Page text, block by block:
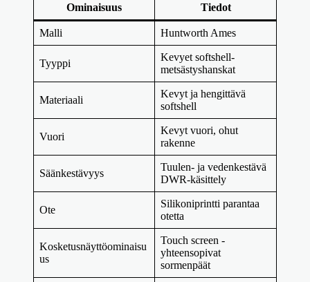
Ominaisuus Tiedot
Malli Huntworth Ames
Tyyppi
Kevyet softshell-
metsästyshanskat
Materiaali
Kevyt ja hengittävä
softshell
Vuori
Kevyt vuori, ohut
rakenne
Säänkestävyys
Tuulen- ja vedenkestävä
DWR-käsittely
Ote
Silikoniprintti parantaa
otetta
Kosketusnäyttöominaisu
us
Touch screen -
yhteensopivat
sormenpäät